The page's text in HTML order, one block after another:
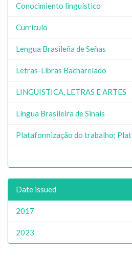
Conocimiento linguístico
Currículo
Lengua Brasileña de Señas
Letras-Libras Bacharelado
LINGUISTICA, LETRAS E ARTES
Língua Brasileira de Sinais
Plataformização do trabalho; Plat...
Date issued
2017
2023